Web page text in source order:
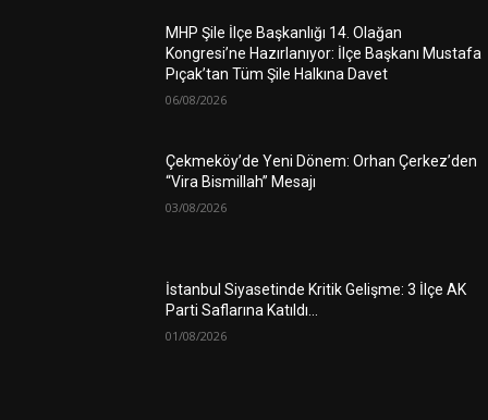
MHP Şile İlçe Başkanlığı 14. Olağan
Kongresi’ne Hazırlanıyor: İlçe Başkanı Mustafa
Pıçak’tan Tüm Şile Halkına Davet
06/08/2026
Çekmeköy’de Yeni Dönem: Orhan Çerkez’den
“Vira Bismillah” Mesajı
03/08/2026
İstanbul Siyasetinde Kritik Gelişme: 3 İlçe AK
Parti Saflarına Katıldı…
01/08/2026